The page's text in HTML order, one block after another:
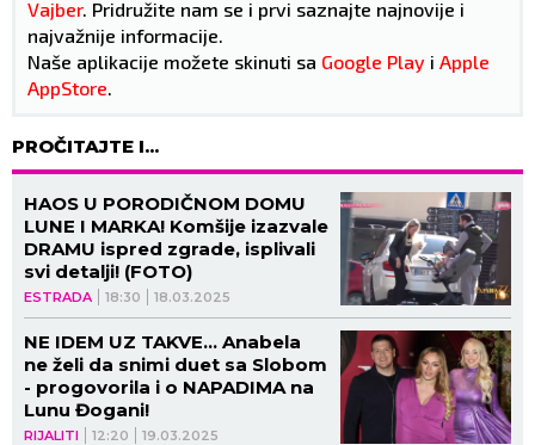
Vajber. Pridružite nam se i prvi saznajte najnovije i
najvažnije informacije.
Naše aplikacije možete skinuti sa Google Play i Apple
AppStore
PROČITAJTE I...
ESTRADA 18:30 18.03.2025
HAOS U PORODIČNOM DOMU
LUNE I MARKA! Komšije izazvale
DRAMU ispred zgrade, isplivali
svi detalji! (FOTO)
RIJALITI 12:20 19.03.2025
NE IDEM UZ TAKVE... Anabela
ne želi da snimi duet sa Slobom
- progovorila i o NAPADIMA na
Lunu Đogani!